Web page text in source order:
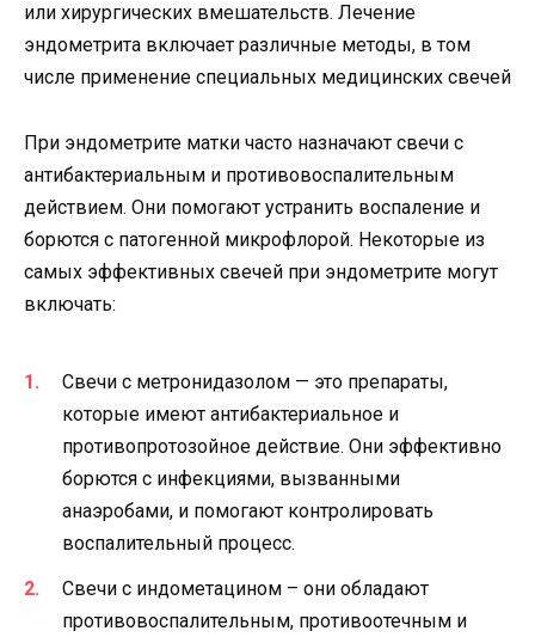
или хирургических вмешательств. Лечение
эндометрита включает различные методы, в том
числе применение специальных медицинских свечей
При эндометрите матки часто назначают свечи с
антибактериальным и противовоспалительным
действием. Они помогают устранить воспаление и
борются с патогенной микрофлорой. Некоторые из
самых эффективных свечей при эндометрите могут
включать:
Свечи с метронидазолом — это препараты,
которые имеют антибактериальное и
противопротозойное действие. Они эффективно
борются с инфекциями, вызванными
анаэробами, и помогают контролировать
воспалительный процесс.
Свечи с индометацином – они обладают
противовоспалительным, противоотечным и